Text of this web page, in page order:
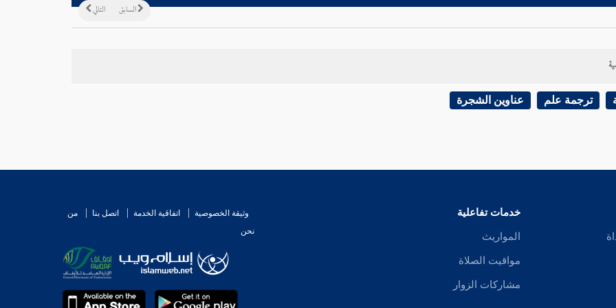
التالي السابق
ترجمة علم عناوين الشجرة
خدمات تفاعلية
المواريث
مواقيت الصلاة
مشاركات الزوار
وثيقة الخصوصية اتفاقية الخدمة اتصل بنا
من
نحن